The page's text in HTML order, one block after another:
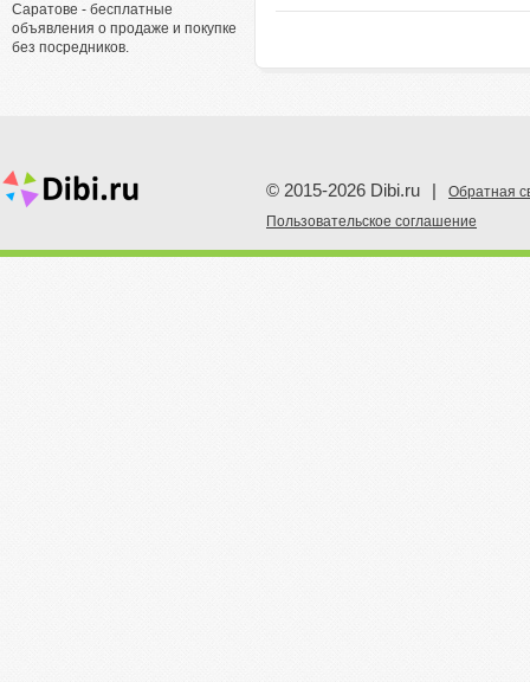
Саратове - бесплатные
объявления о продаже и покупке
без посредников.
© 2015-2026 Dibi.ru
Обратная
Пoльзовательское соглашение